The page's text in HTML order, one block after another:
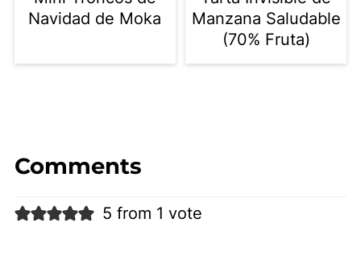
Navidad de Moka
Manzana Saludable
(70% Fruta)
Comments
5 from 1 vote